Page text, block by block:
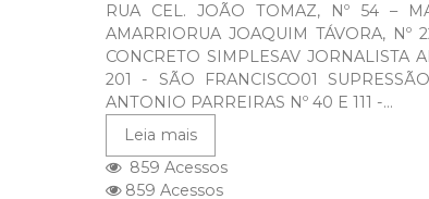
RUA CEL. JOÃO TOMAZ, Nº 54 –
AMARRIORUA JOAQUIM TÁVORA,
CONCRETO SIMPLESAV JORNALISTA
201 - SÃO FRANCISCO01
ANTONIO PARREIRAS Nº 40 E 111 -...
Leia mais
859 Acessos
859 Acessos